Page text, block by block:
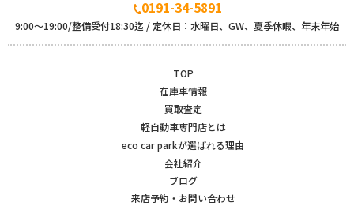
0191-34-5891
9:00〜19:00/整備受付18:30迄 / 定休日：水曜日、GW、夏季休暇、年末年始
TOP
在庫車情報
買取査定
軽自動車専門店とは
eco car parkが選ばれる理由
会社紹介
ブログ
来店予約・お問い合わせ